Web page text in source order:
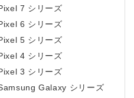
7 シリーズ
6 シリーズ
5 シリーズ
4 シリーズ
3 シリーズ
Galaxy シリーズ